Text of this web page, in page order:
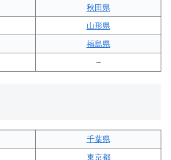
秋田県
山形県
福島県
–
千葉県
東京都